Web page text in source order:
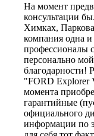
На момент
консультации
Химках,
компания одна и
профессионалы
персонально
благодарности!
"FORD Explorer
момента
гарантийные
официального
информации по